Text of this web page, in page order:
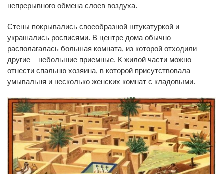
непрерывного обмена слоев воздуха.
Стены покрывались своеобразной штукатуркой и
украшались росписями. В центре дома обычно
располагалась большая комната, из которой отходили
другие – небольшие приемные. К жилой части можно
отнести спальню хозяина, в которой присутствовала
умывальня и несколько женских комнат с кладовыми.